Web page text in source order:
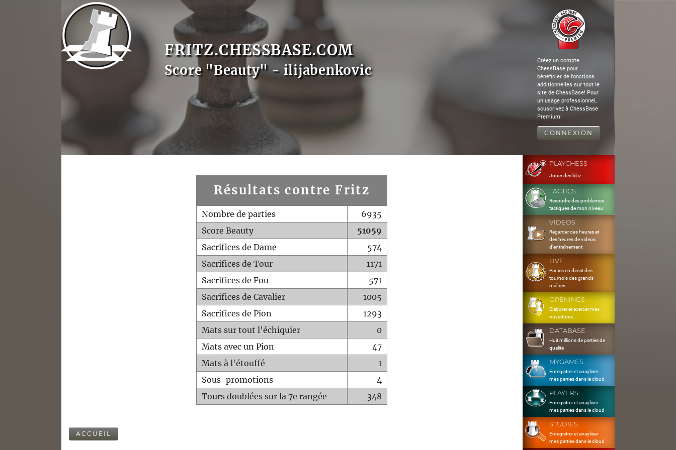
FRITZ.CHESSBASE.COM
Score "Beauty" - ilijabenkovic
Créez un compte
ChessBase pour
bénéficier de fonctions
additionnelles sur tout le
site de ChessBase! Pour
un usage professionnel,
souscrivez à ChessBase
Premium!
CONNEXION
Résultats contre Fritz
Nombre de parties
6935
Score Beauty
51059
Sacrifices de Dame
574
Sacrifices de Tour
1171
Sacrifices de Fou
571
Sacrifices de Cavalier
1005
Sacrifices de Pion
1293
Mats sur tout l'échiquier
0
Mats avec un Pion
47
Mats à l'étouffé
1
Sous-promotions
4
Tours doublées sur la 7e rangée
348
ACCUEIL
PLAYCHESS
Jouer des blitz
TACTICS
Resoudre des problemes
tactiques de mon niveau
VIDEOS
Regarder des heures et
des heures de videos
d'entraînement
LIVE
Parties en direct des
tournois des grands
maîtres
OPENINGS
Elaborer et exercer mes
ouvertures
DATABASE
Huit millions de parties de
qualité
MYGAMES
Enregistrer et anayliser
mes parties dans le cloud
PLAYERS
Enregistrer et anayliser
mes parties dans le cloud
STUDIES
Enregistrer et anayliser
mes parties dans le cloud